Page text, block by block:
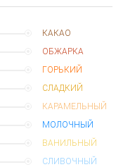
КАКАО
ОБЖАРКА
ГОРЬКИЙ
СЛАДКИЙ
КАРАМЕЛЬНЫЙ
МОЛОЧНЫЙ
ВАНИЛЬНЫЙ
СЛИВОЧНЫЙ